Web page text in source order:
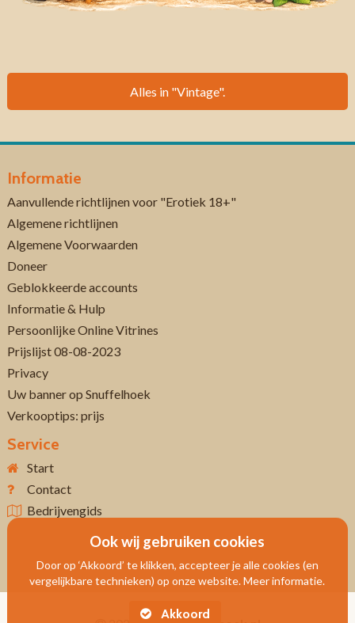
Alles in "Vintage".
Informatie
Aanvullende richtlijnen voor "Erotiek 18+"
Algemene richtlijnen
Algemene Voorwaarden
Doneer
Geblokkeerde accounts
Informatie & Hulp
Persoonlijke Online Vitrines
Prijslijst 08-08-2023
Privacy
Uw banner op Snuffelhoek
Verkooptips: prijs
Service
Start
Contact
Bedrijvengids
Ook wij gebruiken cookies
Door op ‘Akkoord’ te klikken, accepteer je alle cookies (en
vergelijkbare technieken) op onze website. Meer informatie.
Akkoord